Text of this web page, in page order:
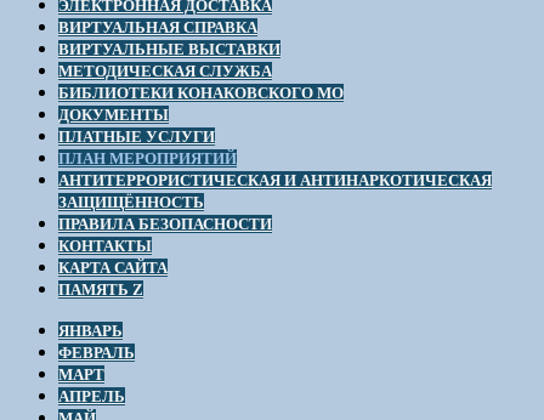
ЭЛЕКТРОННАЯ ДОСТАВКА
ВИРТУАЛЬНАЯ СПРАВКА
ВИРТУАЛЬНЫЕ ВЫСТАВКИ
МЕТОДИЧЕСКАЯ СЛУЖБА
БИБЛИОТЕКИ КОНАКОВСКОГО МО
ДОКУМЕНТЫ
ПЛАТНЫЕ УСЛУГИ
ПЛАН МЕРОПРИЯТИЙ
АНТИТЕРРОРИСТИЧЕСКАЯ И АНТИНАРКОТИЧЕСКАЯ
ЗАЩИЩЁННОСТЬ
ПРАВИЛА БЕЗОПАСНОСТИ
КОНТАКТЫ
КАРТА САЙТА
ПАМЯТЬ Z
ЯНВАРЬ
ФЕВРАЛЬ
МАРТ
АПРЕЛЬ